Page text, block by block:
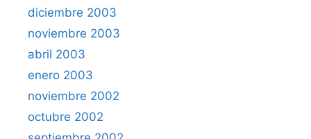
diciembre 2003
noviembre 2003
abril 2003
enero 2003
noviembre 2002
octubre 2002